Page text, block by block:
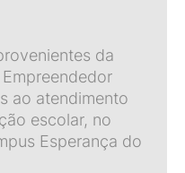
da
ao atendimento
escolar, no
Esperança do